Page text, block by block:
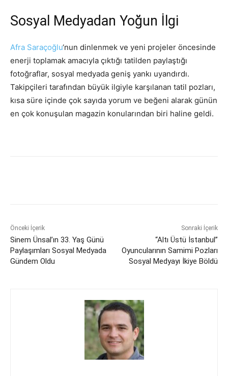
Sosyal Medyadan Yoğun İlgi
Afra Saraçoğlu‘nun dinlenmek ve yeni projeler öncesinde
enerji toplamak amacıyla çıktığı tatilden paylaştığı
fotoğraflar, sosyal medyada geniş yankı uyandırdı.
Takipçileri tarafından büyük ilgiyle karşılanan tatil pozları,
kısa süre içinde çok sayıda yorum ve beğeni alarak günün
en çok konuşulan magazin konularından biri haline geldi.
Önceki İçerik
Sinem Ünsal’ın 33. Yaş Günü
Paylaşımları Sosyal Medyada
Gündem Oldu
Sonraki İçerik
“Altı Üstü İstanbul”
Oyuncularının Samimi Pozları
Sosyal Medyayı İkiye Böldü